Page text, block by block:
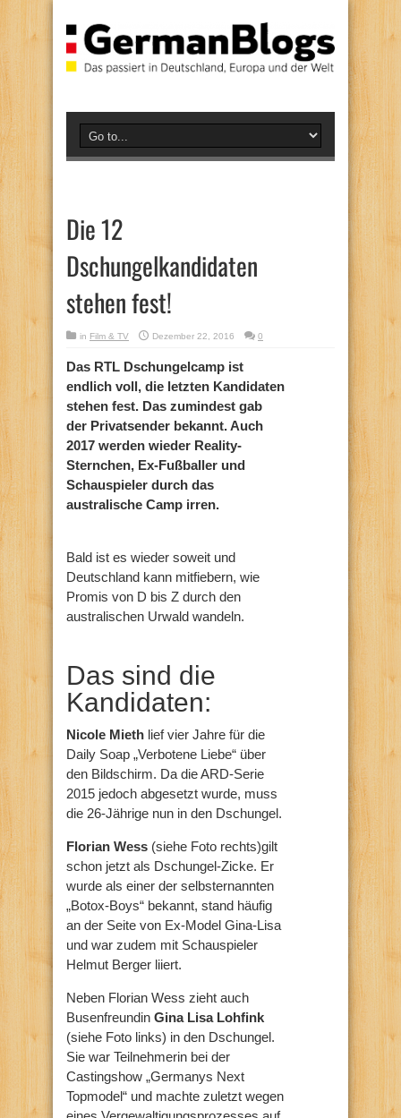
Die 12
Dschungelkandidaten
stehen fest!
in Film & TV Dezember 22, 2016 0
Das RTL Dschungelcamp ist
endlich voll, die letzten Kandidaten
stehen fest. Das zumindest gab
der Privatsender bekannt. Auch
2017 werden wieder Reality-
Sternchen, Ex-Fußballer und
Schauspieler durch das
australische Camp irren.
Bald ist es wieder soweit und
Deutschland kann mitfiebern, wie
Promis von D bis Z durch den
australischen Urwald wandeln.
Das sind die
Kandidaten:
Nicole Mieth lief vier Jahre für die
Daily Soap „Verbotene Liebe“ über
den Bildschirm. Da die ARD-Serie
2015 jedoch abgesetzt wurde, muss
die 26-Jährige nun in den Dschungel.
Florian Wess (siehe Foto rechts)gilt
schon jetzt als Dschungel-Zicke. Er
wurde als einer der selbsternannten
„Botox-Boys“ bekannt, stand häufig
an der Seite von Ex-Model Gina-Lisa
und war zudem mit Schauspieler
Helmut Berger liiert.
Neben Florian Wess zieht auch
Busenfreundin Gina Lisa Lohfink
(siehe Foto links) in den Dschungel.
Sie war Teilnehmerin bei der
Castingshow „Germanys Next
Topmodel“ und machte zuletzt wegen